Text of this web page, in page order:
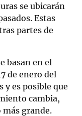
se ubicarán
Estas
partes de
basan en el
de enero del
y es posible que
cambia,
grande.